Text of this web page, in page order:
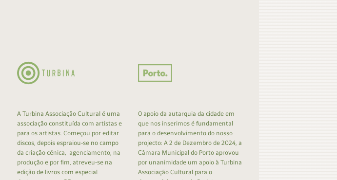
A Turbina Associação Cultural é uma
associação constituída com artistas e
para os artistas. Começou por editar
discos, depois espraiou-se no campo
da criação cénica, agenciamento, na
produção e por fim, atreveu-se na
edição de livros com especial
O apoio da autarquia da cidade em
que nos inserimos é fundamental
para o desenvolvimento do nosso
projecto: A 2 de Dezembro de 2024, a
Câmara Municipal do Porto aprovou
por unanimidade um apoio à Turbina
Associação Cultural para o